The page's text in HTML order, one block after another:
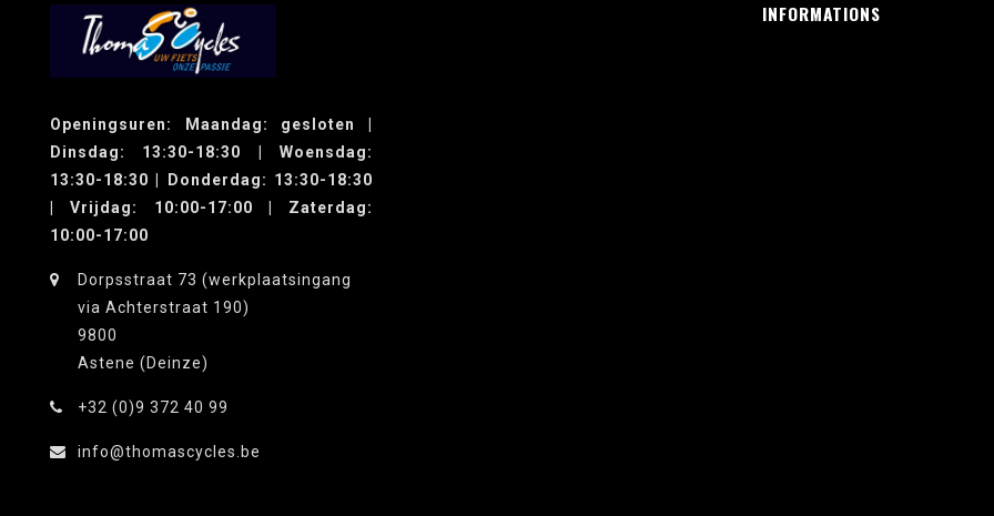
Openingsuren: Maandag: gesloten |
Dinsdag: 13:30-18:30 | Woensdag:
13:30-18:30 | Donderdag: 13:30-18:30
| Vrijdag: 10:00-17:00 | Zaterdag:
10:00-17:00
Dorpsstraat 73 (werkplaatsingang
via Achterstraat 190)
9800
Astene (Deinze)
+32 (0)9 372 40 99
info@thomascycles.be
INFORMATIONS